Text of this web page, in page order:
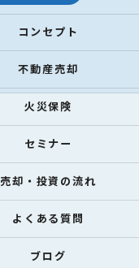
コンセプト
不動産売却
火災保険
セミナー
売却・投資の流れ
よくある質問
ブログ